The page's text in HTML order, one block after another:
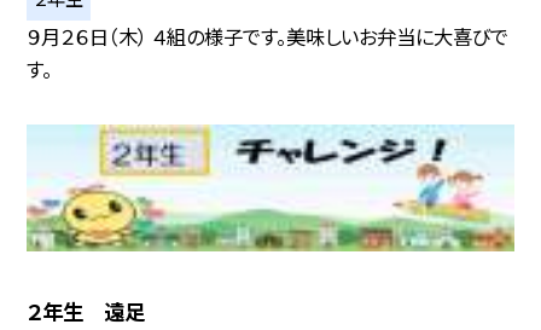
９月２６日（木） ４組の様子です。美味しいお弁当に大喜びで
す。
２年生 遠足